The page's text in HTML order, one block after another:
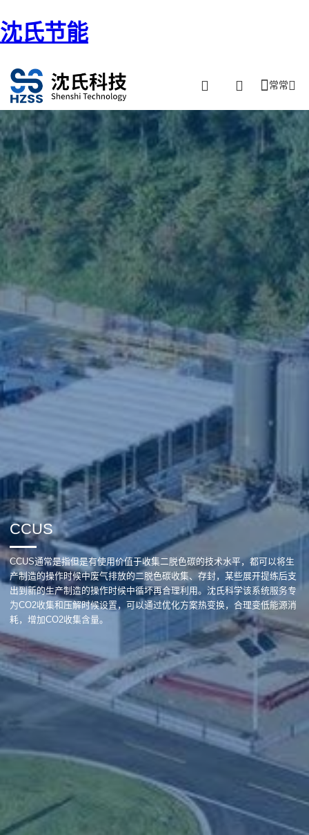
沈氏节能
常常
CCUS
CCUS通常是指但是有使用价值于收集二脱色碳的技术水平，都可以将生
产制造的操作时候中废气排放的二脱色碳收集、存封，某些展开提练后支
出到新的生产制造的操作时候中循坏再合理利用。沈氏科学该系统服务专
为CO2收集和压解时候设置，可以通过优化方案热变换，合理变低能源消
耗，增加CO2收集含量。